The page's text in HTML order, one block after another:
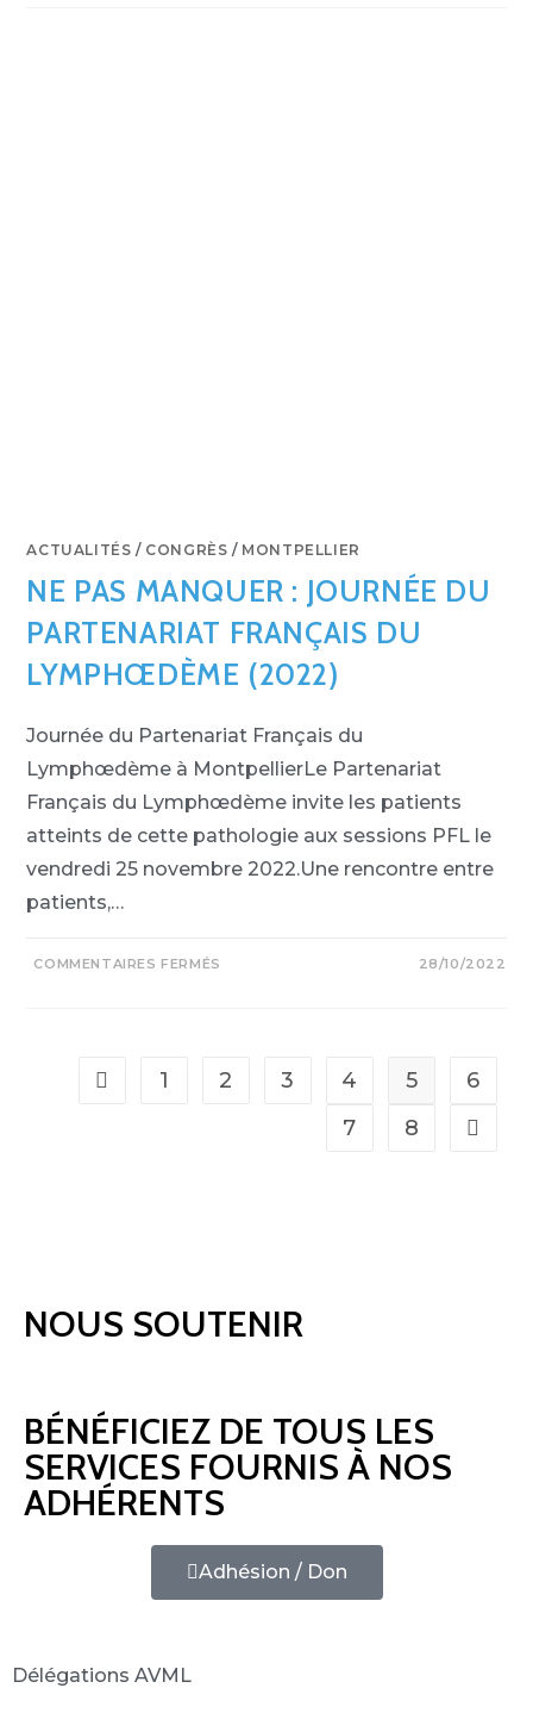
ACTUALITÉS / CONGRÈS / MONTPELLIER
NE PAS MANQUER : JOURNÉE DU
PARTENARIAT FRANÇAIS DU
LYMPHŒDÈME (2022)
Journée du Partenariat Français du
Lymphœdème à MontpellierLe Partenariat
Français du Lymphœdème invite les patients
atteints de cette pathologie aux sessions PFL le
vendredi 25 novembre 2022.Une rencontre entre
patients,…
COMMENTAIRES FERMÉS 28/10/2022
1 2 3 4 5
6
7
8
NOUS SOUTENIR
BÉNÉFICIEZ DE TOUS LES
SERVICES FOURNIS À NOS
ADHÉRENTS
Adhésion / Don
Délégations AVML